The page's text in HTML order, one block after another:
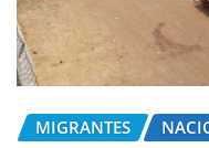
MIGRANTES